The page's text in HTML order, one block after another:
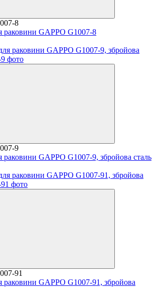
8
раковини GAPPO G1007-8
9
раковини GAPPO G1007-9, збройова сталь
91
раковини GAPPO G1007-91, збройова